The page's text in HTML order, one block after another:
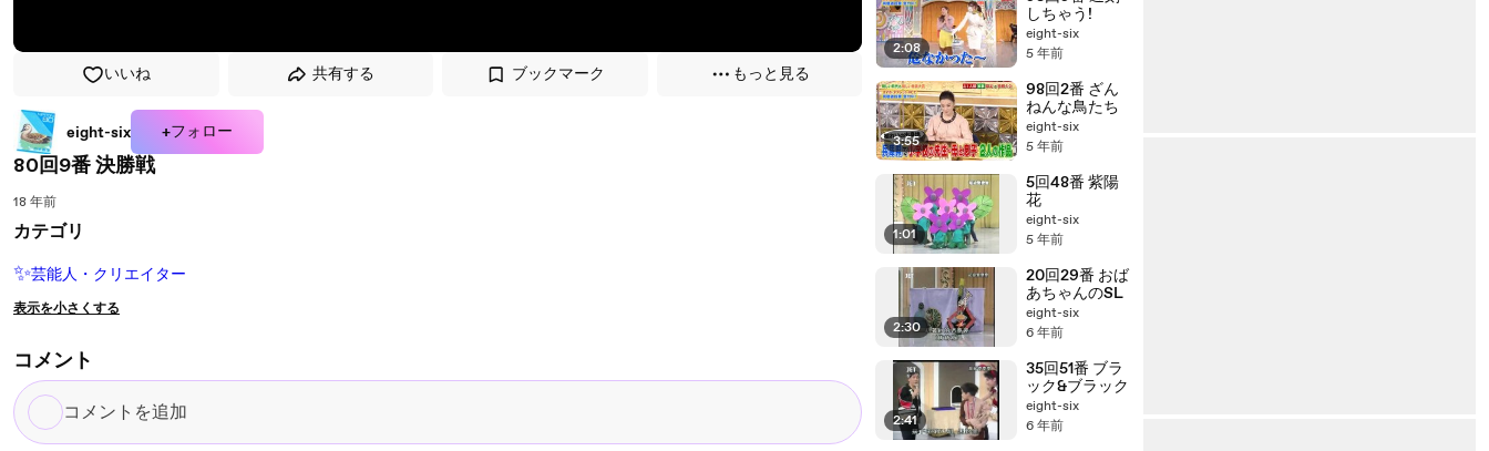
いいね 共有する ブックマーク もっと見る
eight-six +フォロー
80回9番 決勝戦
18 年前
カテゴリ
✨芸能人・クリエイター
表示を小さくする
コメント
コ
メ
2:08
しちゃう!
eight-six
5 年前
3:55
98回2番 ざん
ねんな鳥たち
eight-six
5 年前
1:01
5回48番 紫陽
花
eight-six
5 年前
2:30
20回29番 おば
あちゃんのSL
eight-six
6 年前
2:41
35回51番 ブラ
ック&ブラック
eight-six
6 年前